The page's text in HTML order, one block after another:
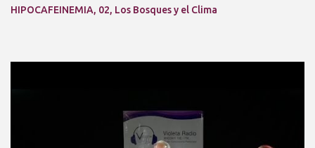
HIPOCAFEINEMIA, 02, Los Bosques y el Clima